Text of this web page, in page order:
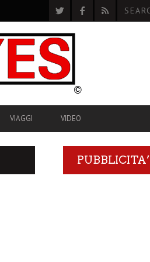
VIAGGI VIDEO
PUBBLICITA’